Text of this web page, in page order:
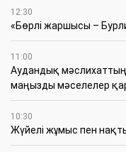
12:30
«Бөрлі жаршысы –
11:00
Аудандық
маңызды мәселелер
10:30
Жүйелі жұмыс пен